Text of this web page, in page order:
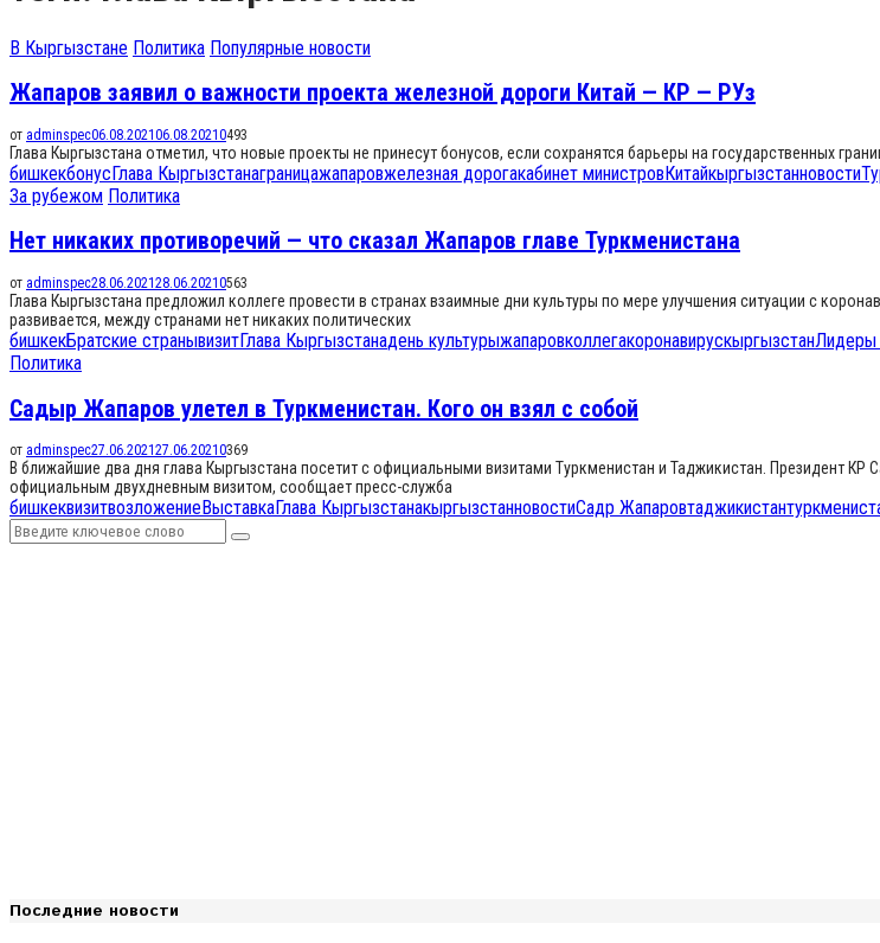
В Кыргызстане Политика Популярные новости
Жапаров заявил о важности проекта железной дороги Китай — КР — РУз
от adminspec06.08.202106.08.20210493
Глава Кыргызстана отметил, что новые проекты не принесут бонусов, если сохранятся барьеры на государственных
бишкекбонусГлава Кыргызстанаграницажапаровжелезная дорогакабинет министровКитайкыргызстанновости
За рубежом Политика
Нет никаких противоречий — что сказал Жапаров главе Туркменистана
от adminspec28.06.202128.06.20210563
Глава Кыргызстана предложил коллеге провести в странах взаимные дни культуры по мере улучшения ситуации с
развивается, между странами нет никаких политических
бишкекБратские странывизитГлава Кыргызстанадень культурыжапаровколлегакоронавирускыргызстанЛидеры
Политика
Садыр Жапаров улетел в Туркменистан. Кого он взял с собой
от adminspec27.06.202127.06.20210369
В ближайшие два дня глава Кыргызстана посетит с официальными визитами Туркменистан и Таджикистан. Президент
официальным двухдневным визитом, сообщает пресс-служба
бишкеквизитвозложение ВыставкаГлава КыргызстанакыргызстанновостиСадр Жапаровтаджикистан
Search
Search
Последние новости